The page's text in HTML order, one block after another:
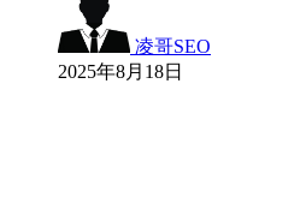
凌哥SEO
2025年8月18日